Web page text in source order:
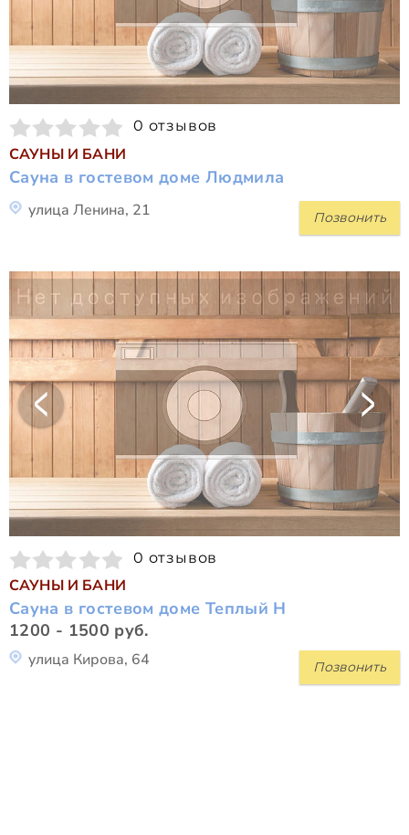
0 отзывов
САУНЫ И БАНИ
Сауна в гостевом доме Людмила
Позвонить
улица Ленина, 21
0 отзывов
САУНЫ И БАНИ
Сауна в гостевом доме Теплый Н
1200 - 1500 руб.
Позвонить
улица Кирова, 64